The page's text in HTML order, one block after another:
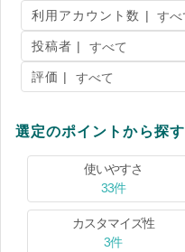
利用アカウント数 |
投稿者 |
評価 |
選定のポイントから探す
使いやすさ
33件
カスタマイズ性
3件